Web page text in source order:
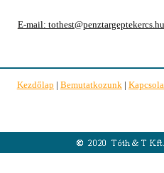
Kezdőlap | Bemutatkozunk |
E-mail: tothest@penztargeptekercs.hu